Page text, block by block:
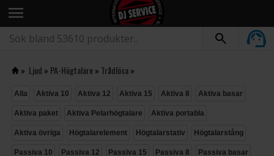
menu
» Ljud » PA-Högtalare» Trådlösa»
Alla Aktiva 10 Aktiva 12 Aktiva 15 Aktiva 8 Aktiva basar
Aktiva paket Aktiva Pelarhögtalare Aktiva portabla
Aktiva övriga Högtalarelement Högtalarstativ Högtalarstång
Passiva 10 Passiva 12 Passiva 15 Passiva 8 Passiva basar